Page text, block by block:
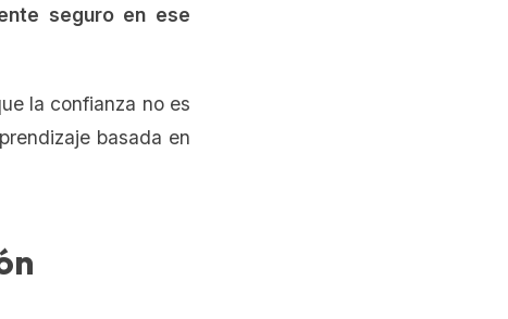
seguro en ese
la confianza no es
basada en